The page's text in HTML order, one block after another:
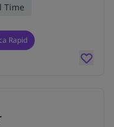
Time
Rapid